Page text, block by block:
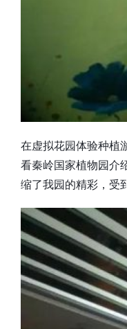
在虚拟花园体验种植
看秦岭国家植物园介
缩了我园的精彩，受